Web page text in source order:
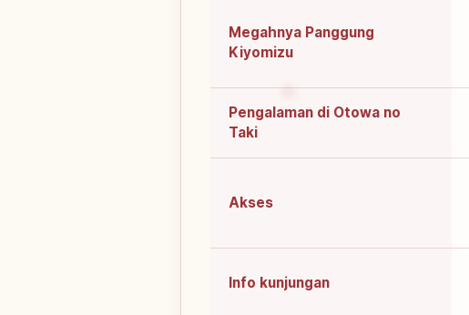
Megahnya Panggung
Kiyomizu
Pengalaman di Otowa no
Taki
Akses
Info kunjungan